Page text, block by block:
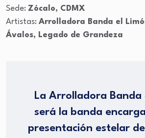
Sede: Zócalo, CDMX
Artistas: Arrolladora Banda el
Ávalos, Legado de Grandeza
La Arrolladora Banda
será la banda
presentación estelar